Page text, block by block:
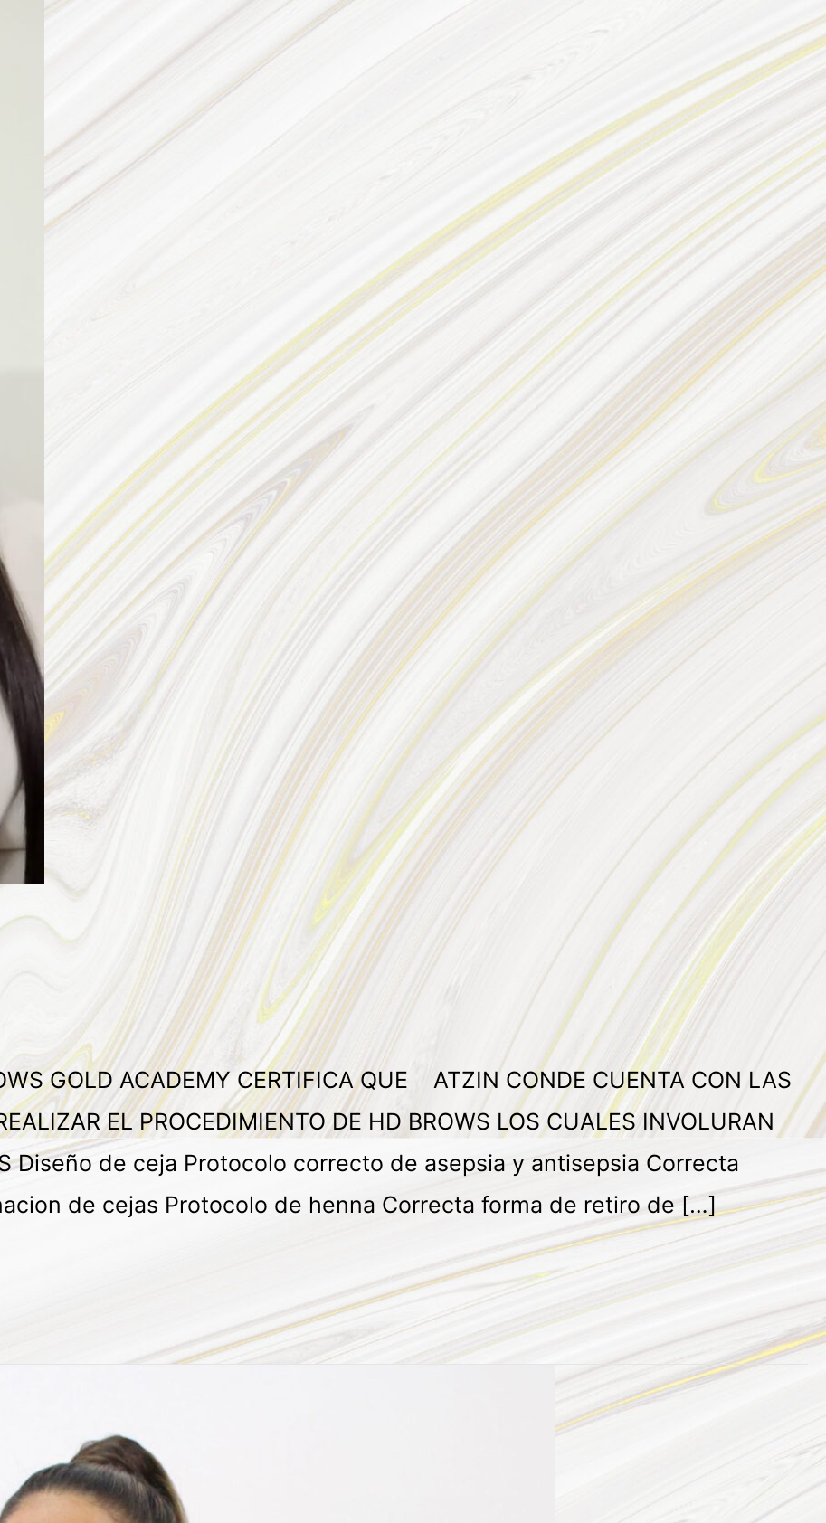
GOLD ACADEMY CERTIFICA QUE ATZIN CONDE CUENTA CON LAS
EL PROCEDIMIENTO DE HD BROWS LOS CUALES INVOLURAN
Diseño de ceja Protocolo correcto de asepsia y antisepsia Correcta
de cejas Protocolo de henna Correcta forma de retiro de […]